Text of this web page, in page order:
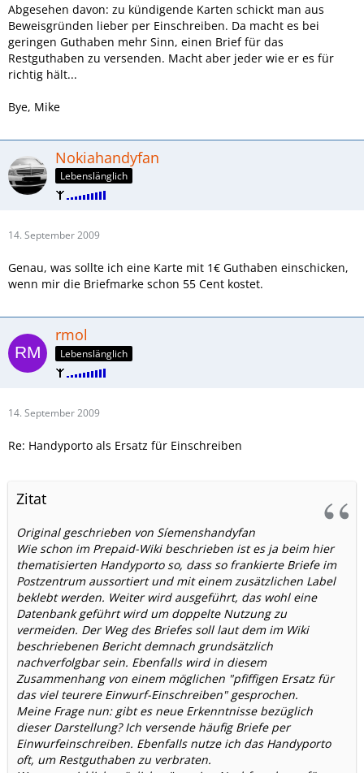
Abgesehen davon: zu kündigende Karten schickt man aus
Beweisgründen lieber per Einschreiben. Da macht es bei
geringen Guthaben mehr Sinn, einen Brief für das
Restguthaben zu versenden. Macht aber jeder wie er es für
richtig hält...
Bye, Mike
Nokiahandyfan
Lebenslänglich
14. September 2009
Genau, was sollte ich eine Karte mit 1€ Guthaben einschicken,
wenn mir die Briefmarke schon 55 Cent kostet.
rmol
Lebenslänglich
14. September 2009
Re: Handyporto als Ersatz für Einschreiben
Zitat
Original geschrieben von Síemenshandyfan
Wie schon im Prepaid-Wiki beschrieben ist es ja beim hier
thematisierten Handyporto so, dass so frankierte Briefe im
Postzentrum aussortiert und mit einem zusätzlichen Label
beklebt werden. Weiter wird ausgeführt, das wohl eine
Datenbank geführt wird um doppelte Nutzung zu
vermeiden. Der Weg des Briefes soll laut dem im Wiki
beschriebenen Bericht demnach grundsätzlich
nachverfolgbar sein. Ebenfalls wird in diesem
Zusammenhang von einem möglichen "pfiffigen Ersatz für
das viel teurere Einwurf-Einschreiben" gesprochen.
Meine Frage nun: gibt es neue Erkenntnisse bezüglich
dieser Darstellung? Ich versende häufig Briefe per
Einwurfeinschreiben. Ebenfalls nutze ich das Handyporto
oft, um Restguthaben zu verbraten.